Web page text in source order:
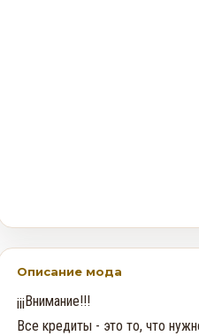
GTA Online:
Описание мода
¡¡¡Внимание!!!
Все кредиты - это то, что